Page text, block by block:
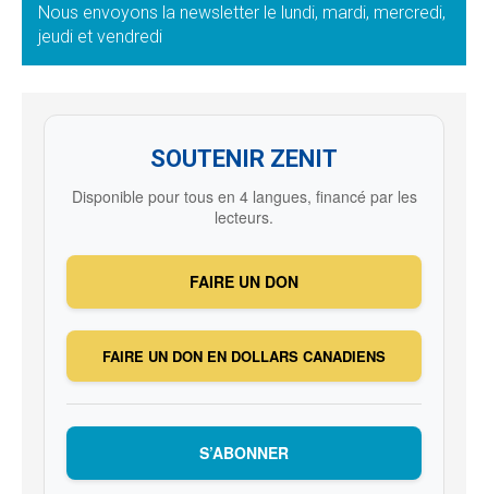
Nous envoyons la newsletter le lundi, mardi, mercredi,
jeudi et vendredi
SOUTENIR ZENIT
Disponible pour tous en 4 langues, financé par les
lecteurs.
FAIRE UN DON
FAIRE UN DON EN DOLLARS CANADIENS
S’ABONNER